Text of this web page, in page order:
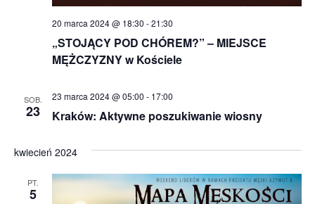
„STOJĄCY POD CHÓREM?” – MIEJSCE
MĘŻCZYZNY w Kościele
20 marca 2024 @ 18:30 -21:30
SOB.
23 Kraków: Aktywne poszukiwanie wiosny
23 marca 2024 @ 05:00 - 17:00
kwiecień 2024
PT.
5